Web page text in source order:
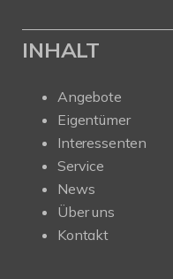
INHALT
Angebote
Eigentümer
Interessenten
Service
News
Über uns
Kontakt